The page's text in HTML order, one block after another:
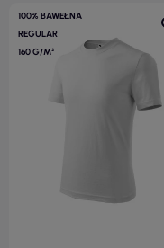
100% BAWEŁNA
REGULAR
160 G/M²